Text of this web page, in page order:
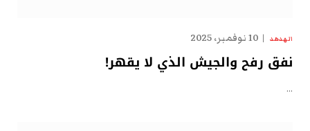
الهدهد 10 نوفمبر، 2025
نفق رفح والجيش الذي لا يقهر!
…